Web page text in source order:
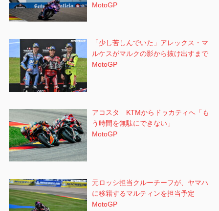
MotoGP
「少し苦しんでいた」アレックス・マ
ルケスがマルクの影から抜け出すまで
MotoGP
アコスタ KTMからドゥカティへ「も
う時間を無駄にできない」
MotoGP
元ロッシ担当クルーチーフが、ヤマハ
に移籍するマルティンを担当予定
MotoGP